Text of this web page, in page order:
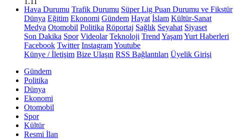
Hava Durumu Trafik Durumu Süper Lig Puan Durumu ve Fikstür
Dünya Eğitim Ekonomi Gündem Hayat İslam Kültür-Sanat
Medya Otomobil Politika Röportaj Sağlık Seyahat Siyaset
Son Dakika Spor Videolar Teknoloji Trend YaşamYurt Haberleri
Facebook Twitter InstagramYoutube
Künye / İletişim Bize Ulaşın RSS Bağlantıları Üyelik Girişi
Gündem
Politika
Dünya
Ekonomi
Otomobil
Spor
Kültür
Resmi İlan